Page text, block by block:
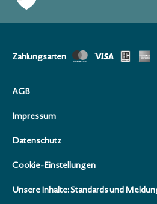
Zahlungsarten
AGB
Impressum
Datenschutz
Cookie-Einstellungen
Unsere Inhalte: Standards und